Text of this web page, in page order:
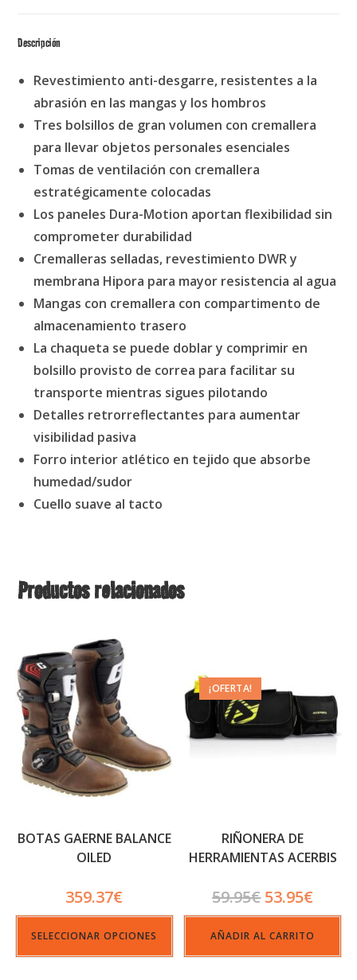
Descripción
Revestimiento anti-desgarre, resistentes a la
abrasión en las mangas y los hombros
Tres bolsillos de gran volumen con cremallera
para llevar objetos personales esenciales
Tomas de ventilación con cremallera
estratégicamente colocadas
Los paneles Dura-Motion aportan flexibilidad sin
comprometer durabilidad
Cremalleras selladas, revestimiento DWR y
membrana Hipora para mayor resistencia al agua
Mangas con cremallera con compartimento de
almacenamiento trasero
La chaqueta se puede doblar y comprimir en
bolsillo provisto de correa para facilitar su
transporte mientras sigues pilotando
Detalles retrorreflectantes para aumentar
visibilidad pasiva
Forro interior atlético en tejido que absorbe
humedad/sudor
Cuello suave al tacto
Productos relacionados
BOTAS GAERNE BALANCE
OILED
359.37€
SELECCIONAR OPCIONES
¡OFERTA!
RIÑONERA DE
HERRAMIENTAS ACERBIS
59.95€ 53.95€
AÑADIR AL CARRITO